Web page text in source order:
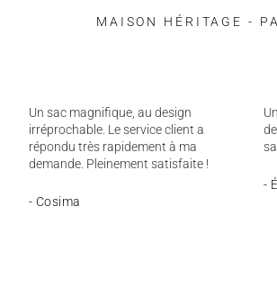
MAISON HÉRITAGE -
Un sac magnifique, au design
irréprochable. Le service client a
répondu très rapidement à ma
demande. Pleinement satisfaite !
- Cosima
-